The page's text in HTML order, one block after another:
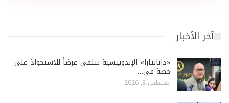
آخر الأخبار
«دانانتارا» الإندونيسية تتلقى عرضاً للاستحواذ على
حصة في…
أغسطس 8, 2026